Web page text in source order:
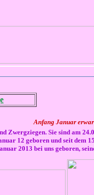
Anfang Januar
Zwergziegen. Sie sind am
12 geboren und seit dem
2013 bei uns geboren,